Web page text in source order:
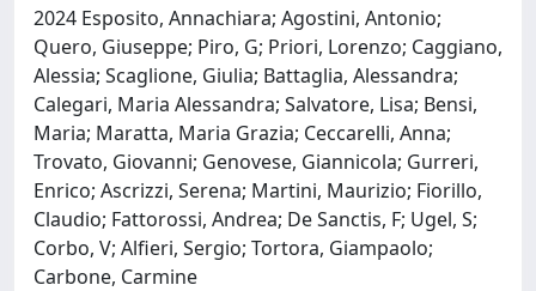
2024 Esposito, Annachiara; Agostini, Antonio;
Quero, Giuseppe; Piro, G; Priori, Lorenzo; Caggiano,
Alessia; Scaglione, Giulia; Battaglia, Alessandra;
Calegari, Maria Alessandra; Salvatore, Lisa; Bensi,
Maria; Maratta, Maria Grazia; Ceccarelli, Anna;
Trovato, Giovanni; Genovese, Giannicola; Gurreri,
Enrico; Ascrizzi, Serena; Martini, Maurizio; Fiorillo,
Claudio; Fattorossi, Andrea; De Sanctis, F; Ugel, S;
Corbo, V; Alfieri, Sergio; Tortora, Giampaolo;
Carbone, Carmine